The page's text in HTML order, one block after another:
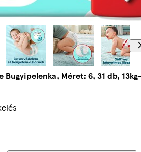
Bugyipelenka, Méret: 6, 31 db,